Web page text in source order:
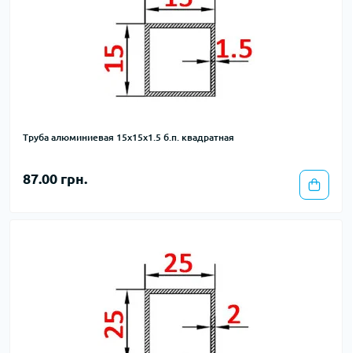
Труба алюминиевая 15х15х1.5 б.п. квадратная
87.00 грн.